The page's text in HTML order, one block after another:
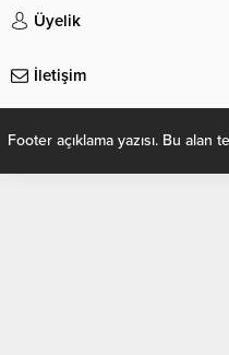
Hürriyet Akbaba’yı ağırlayacağız.
Bu programda, sanatın,
açısının bir araya geldiği keyifli bir
Üyelik
İletişim
Footer açıklama yazısı. Bu alan